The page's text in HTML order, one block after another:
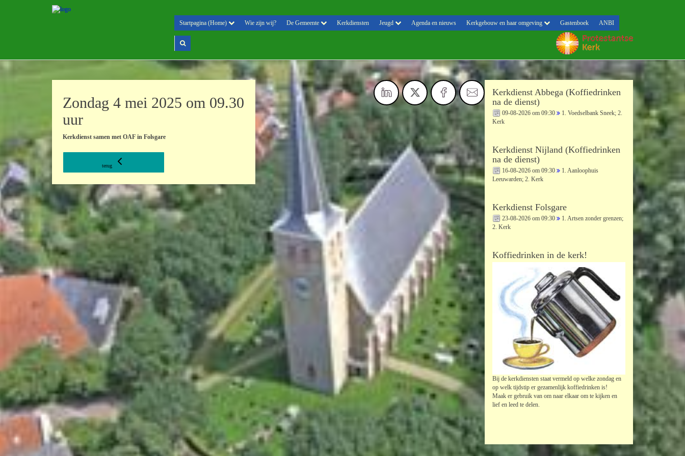
Startpagina (Home) Wie zijn wij? De Gemeente Kerkdiensten Jeugd Agenda en nieuws Kerkgebouw en haar omgeving Gastenboek ANBI
Zondag 4 mei 2025 om 09.30
uur
Kerkdienst samen met OAF in Folsgare
terug
Kerkdienst Abbega (Koffiedrinken
na de dienst)
09-08-2026 om 09:30
1. Voedselbank Sneek; 2.
Kerk
Kerkdienst Nijland (Koffiedrinken
na de dienst)
16-08-2026 om 09:30
1. Aanloophuis
Leeuwarden; 2. Kerk
Kerkdienst Folsgare
23-08-2026 om 09:30
1. Artsen zonder grenzen;
2. Kerk
Koffiedrinken in de kerk!
Bij de kerkdiensten staat vermeld op welke zondag en
op welk tijdstip er gezamenlijk koffiedrinken is!
Maak er gebruik van om naar elkaar om te kijken en
lief en leed te delen.